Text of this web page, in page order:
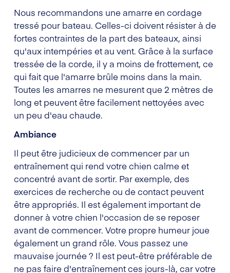
Nous recommandons une amarre en cordage
tressé pour bateau. Celles-ci doivent résister à de
fortes contraintes de la part des bateaux, ainsi
qu'aux intempéries et au vent. Grâce à la surface
tressée de la corde, il y a moins de frottement, ce
qui fait que l'amarre brûle moins dans la main.
Toutes les amarres ne mesurent que 2 mètres de
long et peuvent être facilement nettoyées avec
un peu d'eau chaude.
Ambiance
Il peut être judicieux de commencer par un
entraînement qui rend votre chien calme et
concentré avant de sortir. Par exemple, des
exercices de recherche ou de contact peuvent
être appropriés. Il est également important de
donner à votre chien l'occasion de se reposer
avant de commencer. Votre propre humeur joue
également un grand rôle. Vous passez une
mauvaise journée ? Il est peut-être préférable de
ne pas faire d'entraînement ces jours-là, car votre